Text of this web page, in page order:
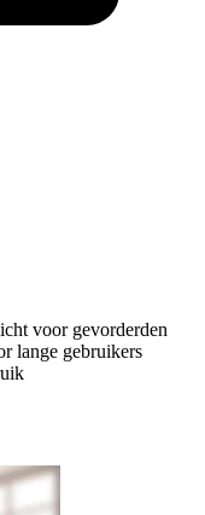
voor gevorderden
lange gebruikers